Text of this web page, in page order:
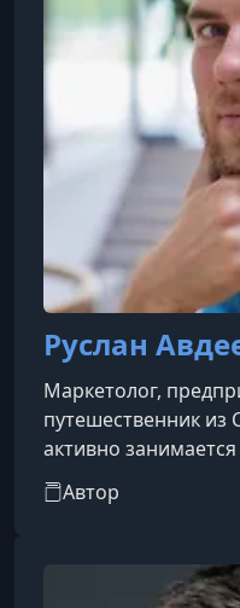
Руслан
Маркетолог,
путешественник из
активно
работая с
Директ, Telegram
настроил более
бюджетами до 1,2
Автор